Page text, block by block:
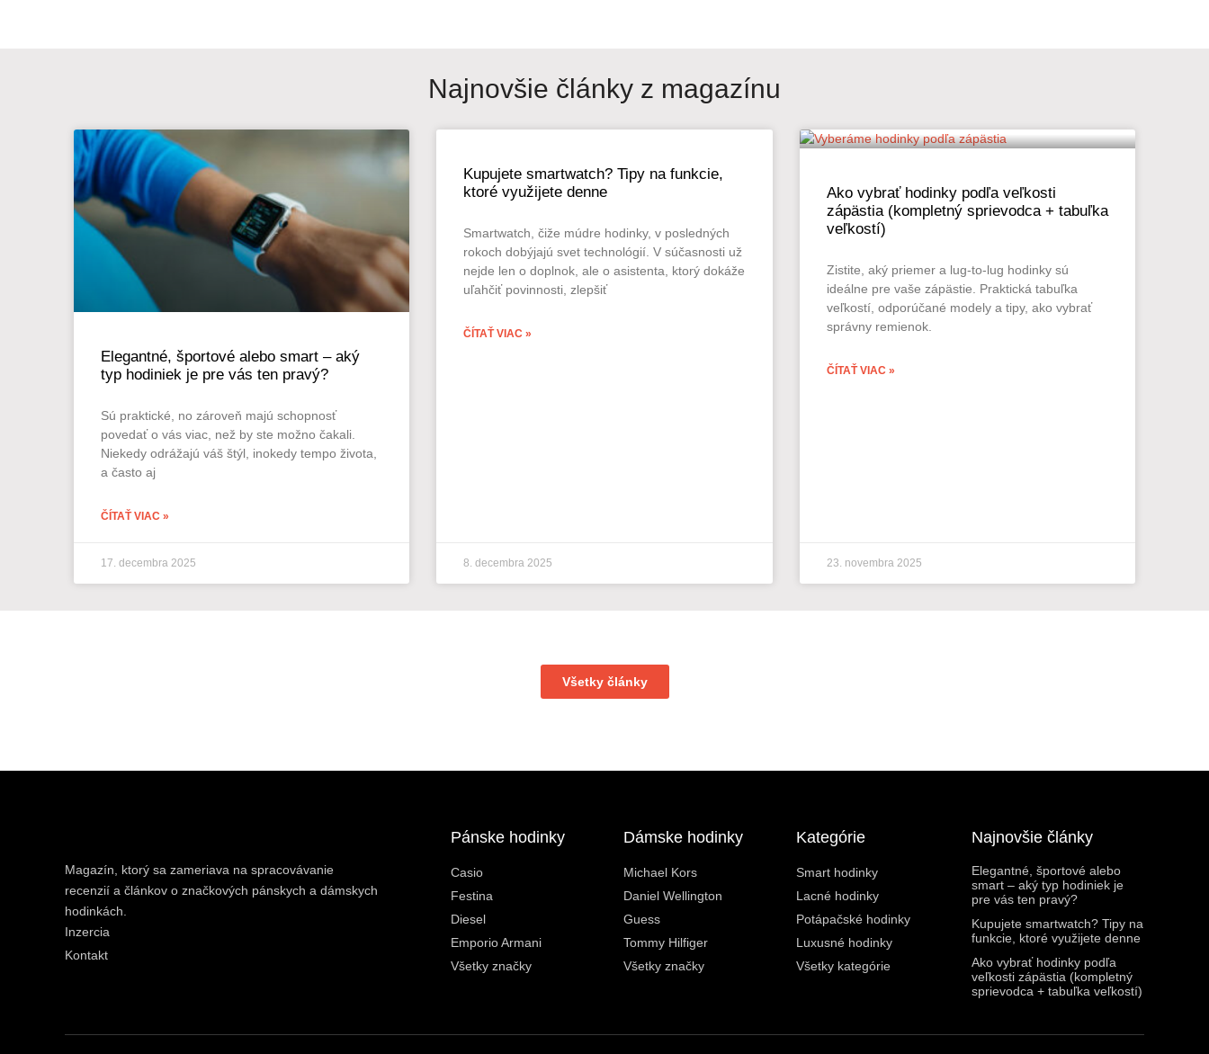
Najnovšie články z magazínu
Elegantné, športové alebo smart – aký
typ hodiniek je pre vás ten pravý?
Sú praktické, no zároveň majú schopnosť
povedať o vás viac, než by ste možno čakali.
Niekedy odrážajú váš štýl, inokedy tempo života,
a často aj
ČÍTAŤ VIAC »
17. decembra 2025
Kupujete smartwatch? Tipy na funkcie,
ktoré využijete denne
Smartwatch, čiže múdre hodinky, v posledných
rokoch dobýjajú svet technológií. V súčasnosti už
nejde len o doplnok, ale o asistenta, ktorý dokáže
uľahčiť povinnosti, zlepšiť
ČÍTAŤ VIAC »
8. decembra 2025
Ako vybrať hodinky podľa veľkosti
zápästia (kompletný sprievodca + tabuľka
veľkostí)
Zistite, aký priemer a lug-to-lug hodinky sú
ideálne pre vaše zápästie. Praktická tabuľka
veľkostí, odporúčané modely a tipy, ako vybrať
správny remienok.
ČÍTAŤ VIAC »
23. novembra 2025
Všetky články
Magazín, ktorý sa zameriava na spracovávanie
recenzií a článkov o značkových pánskych a dámskych
hodinkách.
Inzercia
Kontakt
Pánske hodinky
Casio
Festina
Diesel
Emporio Armani
Všetky značky
Dámske hodinky
Michael Kors
Daniel Wellington
Guess
Tommy Hilfiger
Všetky značky
Kategórie
Smart hodinky
Lacné hodinky
Potápačské hodinky
Luxusné hodinky
Všetky kategórie
Najnovšie články
Elegantné, športové alebo
smart – aký typ hodiniek je
pre vás ten pravý?
Kupujete smartwatch? Tipy na
funkcie, ktoré využijete denne
Ako vybrať hodinky podľa
veľkosti zápästia (kompletný
sprievodca + tabuľka veľkostí)